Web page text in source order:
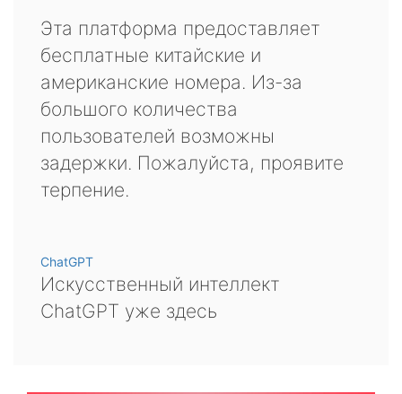
Эта платформа предоставляет
бесплатные китайские и
американские номера. Из-за
большого количества
пользователей возможны
задержки. Пожалуйста, проявите
терпение.
ChatGPT
Искусственный интеллект
ChatGPT уже здесь